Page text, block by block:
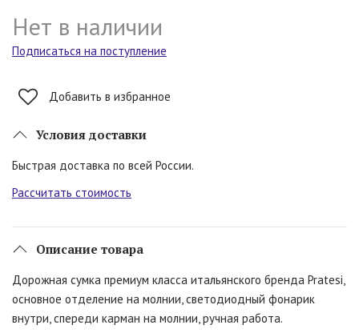
Нет в наличии
Подписаться на поступление
Добавить в избранное
Условия доставки
Быстрая доставка по всей России.
Рассчитать стоимость
Описание товара
Дорожная сумка премиум класса итальянского бренда Pratesi,
основное отделение на молнии, светодиодный фонарик
внутри, спереди карман на молнии, ручная работа.